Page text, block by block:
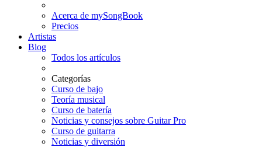
Acerca de mySongBook
Precios
Artistas
Blog
Todos los artículos
Categorías
Curso de bajo
Teoría musical
Curso de batería
Noticias y consejos sobre Guitar Pro
Curso de guitarra
Noticias y diversión